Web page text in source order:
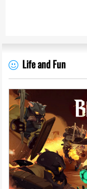
Life and Fun